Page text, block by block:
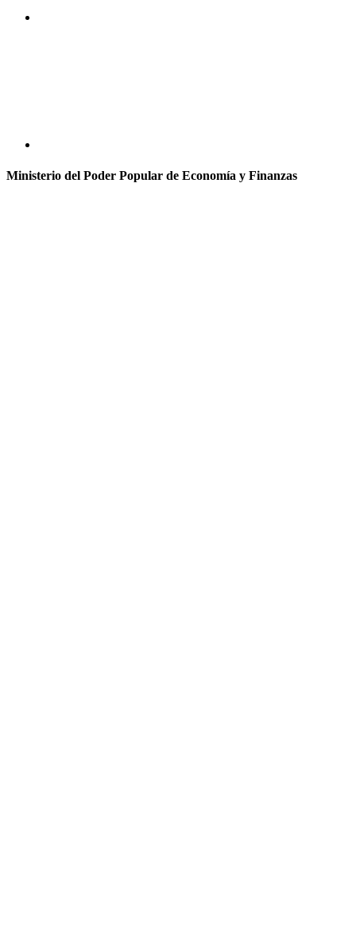
Ministerio del Poder Popular de Economía y Finanzas